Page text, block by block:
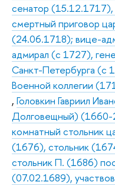
сенатор
смертный приговор
(24.06.1718); вице-
адмирал (с 1727),
Санкт-Петербурга (с
Военной коллегии
, Головкин Гавриил
Долговещный) (1660-
комнатный стольник
(1676), стольник
стольник П. (1686)
(07.02.1689),